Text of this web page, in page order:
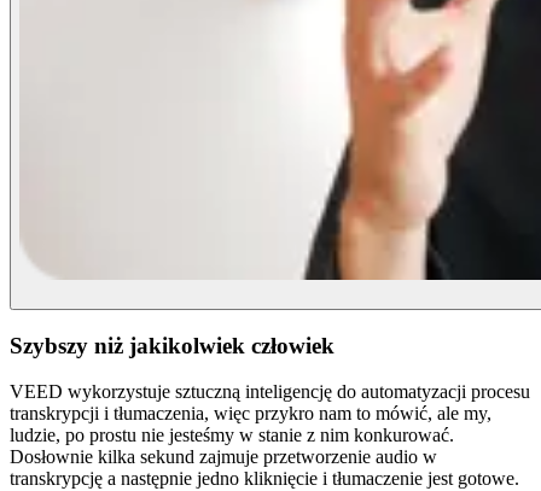
Szybszy niż jakikolwiek człowiek
VEED wykorzystuje sztuczną inteligencję do automatyzacji procesu
transkrypcji i tłumaczenia, więc przykro nam to mówić, ale my,
ludzie, po prostu nie jesteśmy w stanie z nim konkurować.
Dosłownie kilka sekund zajmuje przetworzenie audio w
transkrypcję a następnie jedno kliknięcie i tłumaczenie jest gotowe.